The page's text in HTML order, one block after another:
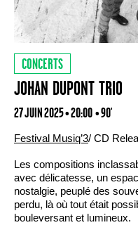
CONCERTS
JOHAN DUPONT TRIO
27 JUIN 2025 • 20:00 • 90'
Festival Musiq’3/ CD
Les compositions
avec délicatesse, un
nostalgie, peuplé des
perdu, là où tout était
bouleversant et lumineux.